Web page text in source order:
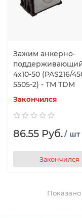
Зажим анкерно-
4х10-50 (PAS216/
5505-2) - ТМ TDM
Закончился
86.55 Руб./ шт
Закончился
Показано